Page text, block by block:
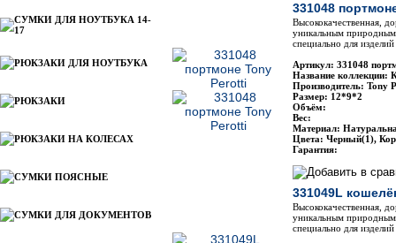
СУМКИ ДЛЯ НОУТБУКА 14-
17
РЮКЗАКИ ДЛЯ НОУТБУКА
РЮКЗАКИ
РЮКЗАКИ НА КОЛЕСАХ
СУМКИ ПОЯСНЫЕ
СУМКИ ДЛЯ ДОКУМЕНТОВ
331048
Высококачественная,
уникальным
специально для
Артикул: 331048
Название коллекции:
Производитель: Tony
Размер: 12*9*2
Объём:
Вес:
Материал:
Цвета: Черный(1),
Гарантия:
331049L
Высококачественная,
уникальным
специально для